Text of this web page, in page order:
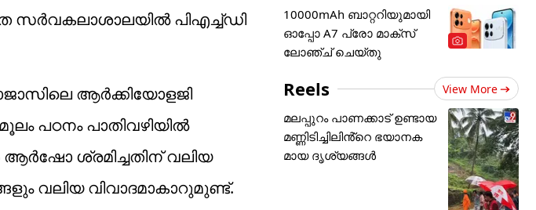
സര്‍വകലാശാലയില്‍ പിഎച്ച്ഡി
ആര്‍ക്കിയോളജി
പഠനം പാതിവഴിയില്‍
ആര്‍ഷോ ശ്രമിച്ചതിന് വലിയ
വലിയ വിവാദമാകാറുമുണ്ട്.
10000mAh ബാറ്ററിയുമായി
ഓപ്പോ A7 പ്രോ മാക്സ്
ലോഞ്ച് ചെയ്തു
Reels View More
മലപ്പുറം പാണക്കാട് ഉണ്ടായ
മണ്ണിടിച്ചിലിൻ്റെ ഭയാനക
മായ ദൃശ്യങ്ങൾ